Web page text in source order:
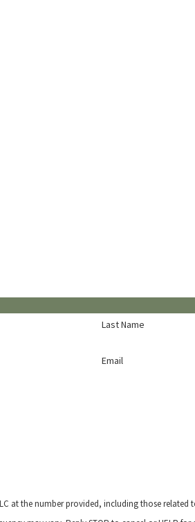
Last Name
Email
at the number provided, including those